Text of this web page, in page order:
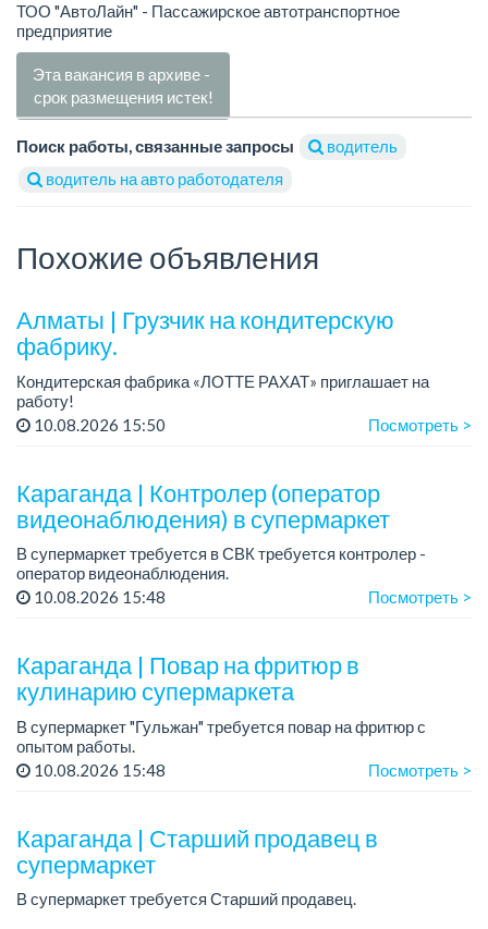
ТОО "АвтоЛайн" - Пассажирское автотранспортное
предприятие
Эта вакансия в архиве -
срок размещения истек!
Поиск работы, связанные запросы
водитель
водитель на авто работодателя
Похожие объявления
Алматы | Грузчик на кондитерскую
фабрику.
Кондитерская фабрика «ЛОТТЕ РАХАТ» приглашает на
работу!
График работы: сменный.
10.08.2026 15:50 Посмотреть >
Караганда | Контролер (оператор
видеонаблюдения) в супермаркет
В супермаркет требуется в СВК требуется контролер -
оператор видеонаблюдения.
График работы: 2/2, с 09 ч до 23 ч.
10.08.2026 15:48 Посмотреть >
Караганда | Повар на фритюр в
кулинарию супермаркета
В супермаркет "Гульжан" требуется повар на фритюр с
опытом работы.
Условия:
-...
10.08.2026 15:48 Посмотреть >
Караганда | Старший продавец в
супермаркет
В супермаркет требуется Старший продавец.